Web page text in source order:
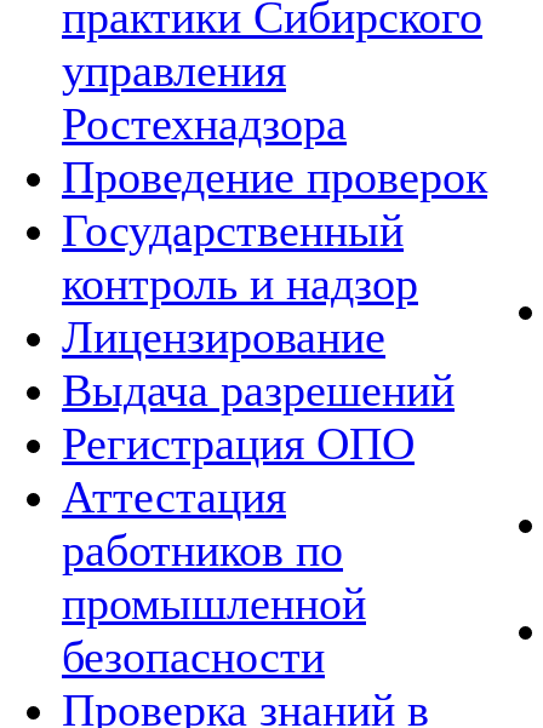
практики Сибирского
управления
Ростехнадзора
Проведение проверок
Государственный
контроль и надзор
Лицензирование
Выдача разрешений
Регистрация ОПО
Аттестация
работников по
промышленной
безопасности
Проверка знаний в